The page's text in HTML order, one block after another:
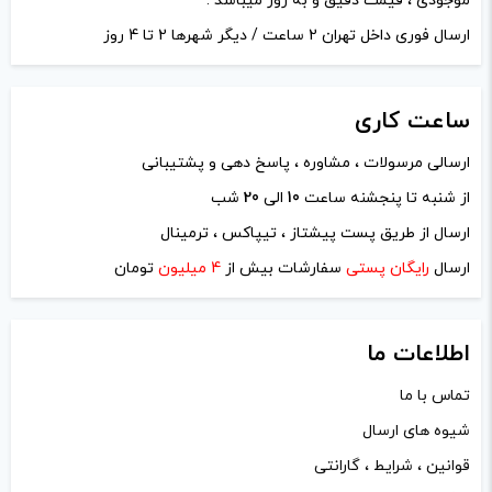
نام*
ایمیل*
ذخیره نام، ایمیل و وبسایت من در مرورگر برای زمانی که دوباره
دیدگاهی می‌نویسم.
ارسال فوری داخل تهران 2 ساعت / دیگر شهرها 2 تا 4 روز
ساعت کاری
ارسالی مرسولات ، مشاوره ، پاسخ دهی و پشتیبانی
از شنبه تا پنجشنه ساعت 10 الی 20 شب
ارسال از طریق پست پیشتاز ، تیپاکس ، ترمینال
ارسال رایگان پستی سفارشات بیش از 4 میلیون تومان
اطلاعات ما
تماس با ما
شیوه های ارسال
قوانین ، شرایط ، گارانتی